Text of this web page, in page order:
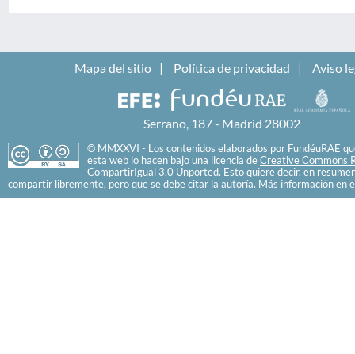
Mapa del sitio Política de privacidad Aviso
Serrano, 187 - Madrid 28002
© MMXXVI - Los contenidos elaborados por FundéuRAE
esta web lo hacen bajo una licencia de Creative Commons
CompartirIgual 3.0 Unported. Esto quiere decir, en
compartir libremente, pero que se debe citar la autoría. Más información en